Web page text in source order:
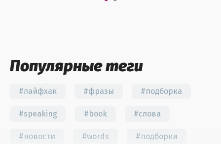
Популярные теги
#лайфхак #фразы #подборка
#speaking #book #слова
#новости #words #подборки